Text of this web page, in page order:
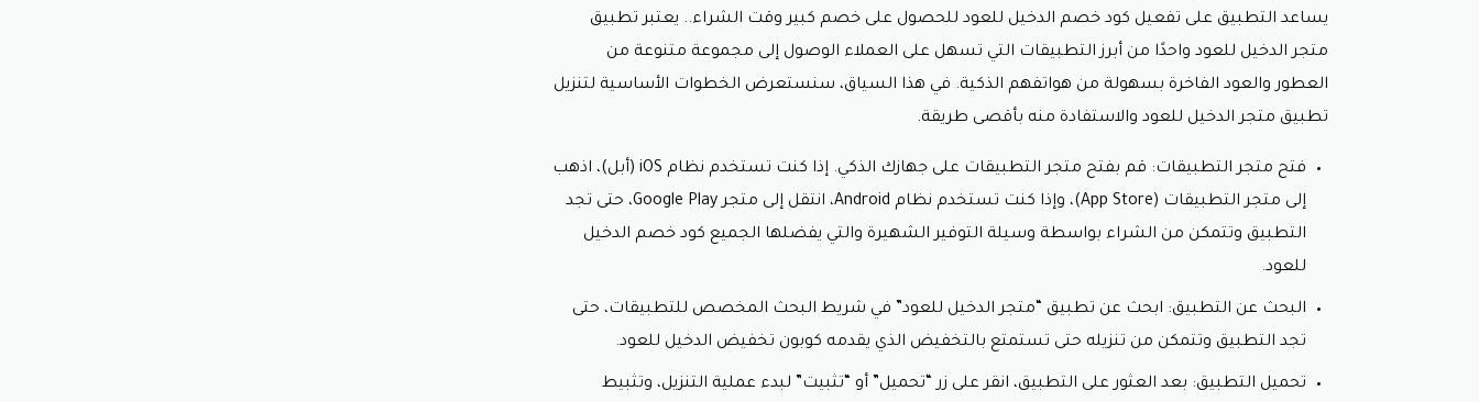
يساعد التطبيق على تفعيل كود خصم الدخيل للعود للحصول على خصم كبير وقت الشراء.. يعتبر تطبيق
متجر الدخيل للعود واحدًا من أبرز التطبيقات التي تسهل على العملاء الوصول إلى مجموعة متنوعة من
العطور والعود الفاخرة بسهولة من هواتفهم الذكية. في هذا السياق، سنستعرض الخطوات الأساسية لتنزيل
تطبيق متجر الدخيل للعود والاستفادة منه بأقصى طريقة.
فتح متجر التطبيقات: قم بفتح متجر التطبيقات على جهازك الذكي. إذا كنت تستخدم نظام iOS (أبل)، اذهب
إلى متجر التطبيقات (App Store)، وإذا كنت تستخدم نظام Android، انتقل إلى متجر Google Play، حتى تجد
التطبيق وتتمكن من الشراء بواسطة وسيلة التوفير الشهيرة والتي يفضلها الجميع كود خصم الدخيل
للعود.
البحث عن التطبيق: ابحث عن تطبيق “متجر الدخيل للعود” في شريط البحث المخصص للتطبيقات، حتى
تجد التطبيق وتتمكن من تنزيله حتى تستمتع بالتخفيض الذي يقدمه كوبون تخفيض الدخيل للعود.
تحميل التطبيق: بعد العثور على التطبيق، انقر على زر “تحميل” أو “تثبيت” لبدء عملية التنزيل، وتثبيط